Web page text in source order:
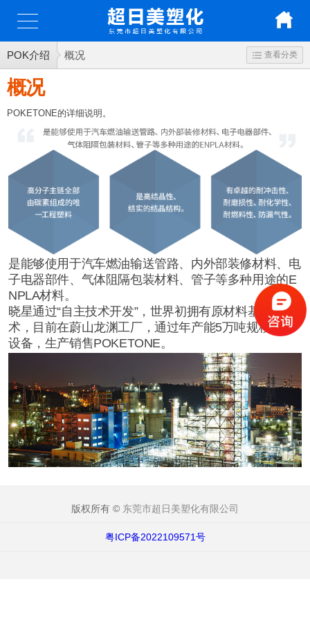
POK介绍 概况 查看分类
概况
POKETONE的详细说明。
是能够使用于汽车燃油输送管路、内外部装修材料、电
子电器部件、气体阻隔包装材料、管子等多种用途的E
NPLA材料。
晓星通过“自主技术开发”，世界初拥有原材料基础技
术，目前在蔚山龙渊工厂，通过年产能5万吨规模生产
设备，生产销售POKETONE。
版权所有 © 东莞市超日美塑化有限公司
粤ICP备2022109571号